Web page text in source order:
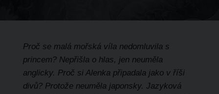
Proč se malá mořská víla nedomluvila s
princem? Nepřišla o hlas, jen neuměla
anglicky. Proč si Alenka připadala jako v říši
divů? Protože neuměla japonsky. Jazyková